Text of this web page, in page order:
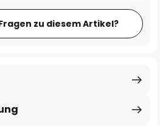
zu diesem Artikel?